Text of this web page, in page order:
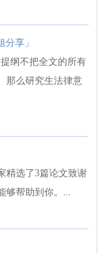
享」
纲不把全文的所有
那么研究生法律意
精选了3篇论文致谢
帮助到你。...